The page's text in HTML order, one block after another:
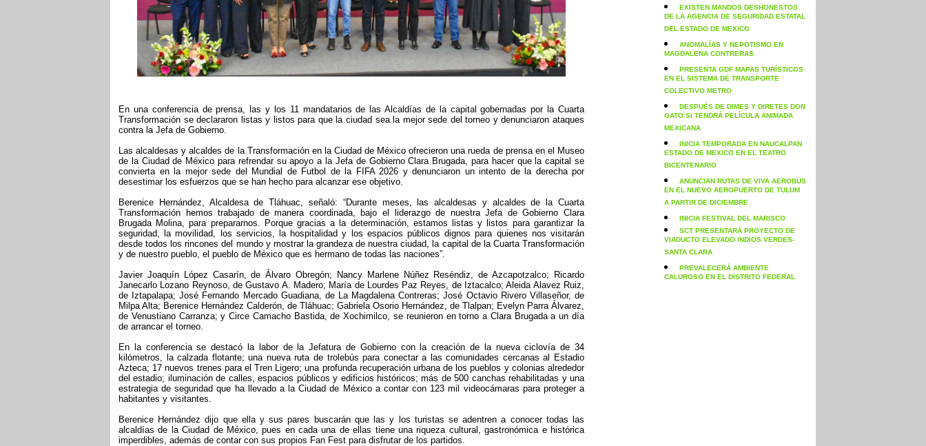
En una conferencia de prensa, las y los 11 mandatarios de las Alcaldías de la capital gobernadas por la Cuarta
Transformación se declararon listas y listos para que la ciudad sea la mejor sede del torneo y denunciaron ataques
contra la Jefa de Gobierno.
Las alcaldesas y alcaldes de la Transformación en la Ciudad de México ofrecieron una rueda de prensa en el Museo
de la Ciudad de México para refrendar su apoyo a la Jefa de Gobierno Clara Brugada, para hacer que la capital se
convierta en la mejor sede del Mundial de Futbol de la FIFA 2026 y denunciaron un intento de la derecha por
desestimar los esfuerzos que se han hecho para alcanzar ese objetivo.
Berenice Hernández, Alcaldesa de Tláhuac, señaló: “Durante meses, las alcaldesas y alcaldes de la Cuarta
Transformación hemos trabajado de manera coordinada, bajo el liderazgo de nuestra Jefa de Gobierno Clara
Brugada Molina, para prepararnos. Porque gracias a la determinación, estamos listas y listos para garantizar la
seguridad, la movilidad, los servicios, la hospitalidad y los espacios públicos dignos para quienes nos visitarán
desde todos los rincones del mundo y mostrar la grandeza de nuestra ciudad, la capital de la Cuarta Transformación
y de nuestro pueblo, el pueblo de México que es hermano de todas las naciones”.
Javier Joaquín López Casarín, de Álvaro Obregón; Nancy Marlene Núñez Reséndiz, de Azcapotzalco; Ricardo
Janecarlo Lozano Reynoso, de Gustavo A. Madero; María de Lourdes Paz Reyes, de Iztacalco; Aleida Alavez Ruiz,
de Iztapalapa; José Fernando Mercado Guadiana, de La Magdalena Contreras; José Octavio Rivero Villaseñor, de
Milpa Alta; Berenice Hernández Calderón, de Tláhuac; Gabriela Osorio Hernández, de Tlalpan; Evelyn Parra Álvarez,
de Venustiano Carranza; y Circe Camacho Bastida, de Xochimilco, se reunieron en torno a Clara Brugada a un día
de arrancar el torneo.
En la conferencia se destacó la labor de la Jefatura de Gobierno con la creación de la nueva ciclovía de 34
kilómetros, la calzada flotante; una nueva ruta de trolebús para conectar a las comunidades cercanas al Estadio
Azteca; 17 nuevos trenes para el Tren Ligero; una profunda recuperación urbana de los pueblos y colonias alrededor
del estadio; iluminación de calles, espacios públicos y edificios históricos; más de 500 canchas rehabilitadas y una
estrategia de seguridad que ha llevado a la Ciudad de México a contar con 123 mil videocámaras para proteger a
habitantes y visitantes.
Berenice Hernández dijo que ella y sus pares buscarán que las y los turistas se adentren a conocer todas las
alcaldías de la Ciudad de México, pues en cada una de ellas tiene una riqueza cultural, gastronómica e histórica
imperdibles, además de contar con sus propios Fan Fest para disfrutar de los partidos.
EXISTEN MANDOS DESHONESTOS
DE LA AGENCIA DE SEGURIDAD ESTATAL
DEL ESTADO DE MEXICO
ANOMALÍAS Y NEPOTISMO EN
MAGDALENA CONTRERAS
PRESENTA GDF MAPAS TURÍSTICOS
EN EL SISTEMA DE TRANSPORTE
COLECTIVO METRO
DESPUÉS DE DIMES Y DIRETES DON
GATO SI TENDRÁ PELÍCULA ANIMADA
MEXICANA
INICIA TEMPORADA EN NAUCALPAN
ESTADO DE MEXICO EN EL TEATRO
BICENTENARIO
ANUNCIAN RUTAS DE VIVA AEROBUS
EN EL NUEVO AEROPUERTO DE TULUM
A PARTIR DE DICIEMBRE
INICIA FESTIVAL DEL MARISCO
SCT PRESENTARÁ PROYECTO DE
VIADUCTO ELEVADO INDIOS VERDES-
SANTA CLARA
PREVALECERÁ AMBIENTE
CALUROSO EN EL DISTRITO FEDERAL